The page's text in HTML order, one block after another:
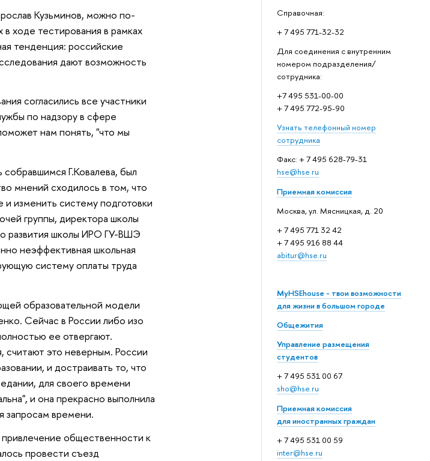
Справочная:
+ 7 495 771-32-32
Для соединения с внутренним
номером подразделения/
сотрудника:
+7 495 531-00-00
+ 7 495 772-95-90
Узнать телефонный номер
сотрудника
Факс: + 7 495 628-79-31
hse@hse.ru
Приемная комиссия
Москва, ул. Мясницкая, д. 20
+ 7 495 771 32 42
+ 7 495 916 88 44
abitur@hse.ru
MyHSEhouse - твои возможности
для жизни в большом городе
Общежития
Управление размещения
студентов
+ 7 495 531 00 67
sho@hse.ru
Приемная комиссия
для иностранных граждан
+ 7 495 531 00 59
inter@hse.ru
Кузьминов, можно по-
ходе тестирования в рамках
тенденция: российские
дают возможность
согласились все участники
по надзору в сфере
нам понять, "что мы
Г.Ковалева, был
мнений сходилось в том, что
изменить систему подготовки
группы, директора школы
развития школы ИРО ГУ-ВШЭ
неэффективная школьная
систему оплаты труда
образовательной модели
Сейчас в России либо изо
ее отвергают.
считают это неверным. России
и достраивать то, что
для своего времени
и она прекрасно выполнила
запросам времени.
привлечение общественности к
провести съезд